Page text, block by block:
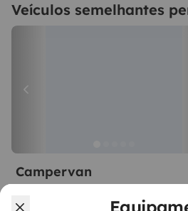
Veículos semelhantes
Campervan
2 viajantes